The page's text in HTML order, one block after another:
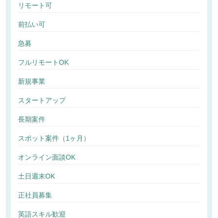
リモート可
前払い可
急募
フルリモートOK
新規事業
スタートアップ
長期案件
スポット案件（1ヶ月）
オンライン面談OK
土日週末OK
正社員募集
英語スキル歓迎